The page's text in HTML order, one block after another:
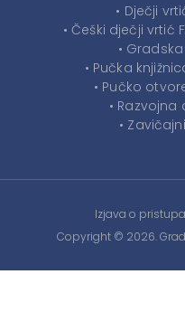
• Dječji
• Češki dječji vrtić
•
• Pučka
• Pučko
•
•
Izjava o
Copyright © 2026.